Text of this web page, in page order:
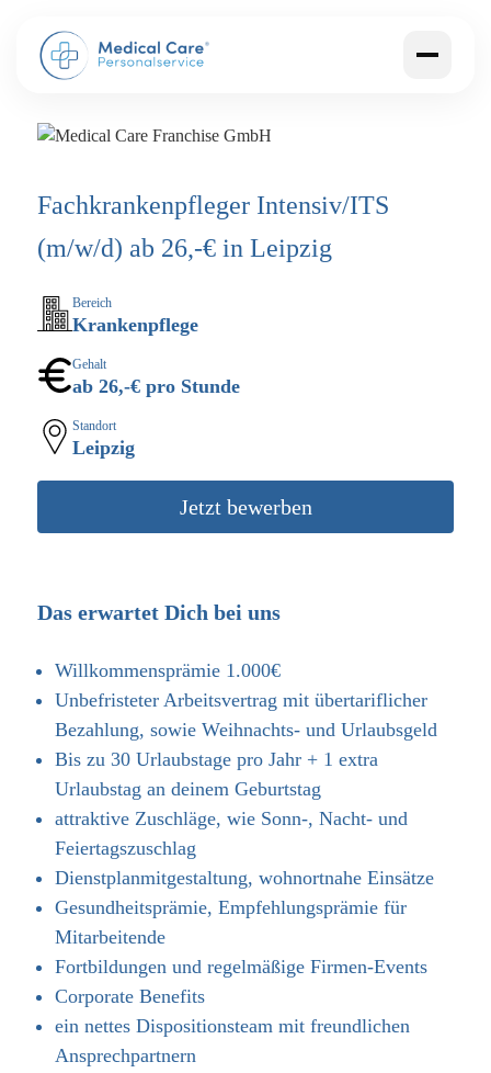
Fachkrankenpfleger Intensiv/ITS
(m/w/d) ab 26,-€ in Leipzig
Bereich
Krankenpflege
Gehalt
ab 26,-€ pro Stunde
Standort
Leipzig
Jetzt bewerben
Das erwartet Dich bei uns
Willkommensprämie 1.000€
Unbefristeter Arbeitsvertrag mit übertariflicher
Bezahlung, sowie Weihnachts- und Urlaubsgeld
Bis zu 30 Urlaubstage pro Jahr + 1 extra
Urlaubstag an deinem Geburtstag
attraktive Zuschläge, wie Sonn-, Nacht- und
Feiertagszuschlag
​Dienstplanmitgestaltung, wohnortnahe Einsätze
Gesundheitsprämie, Empfehlungsprämie für
Mitarbeitende
Fortbildungen und regelmäßige Firmen-Events
Corporate Benefits
ein nettes Dispositionsteam mit freundlichen
Ansprechpartnern